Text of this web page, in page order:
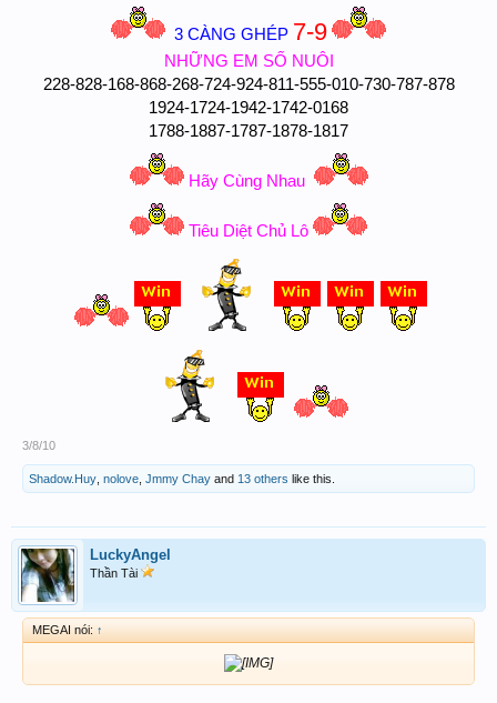
3 CÀNG GHÉP 7-9
NHỮNG EM SỐ NUÔI
228-828-168-868-268-724-924-811-555-010-730-787-878
1924-1724-1942-1742-0168
1788-1887-1787-1878-1817
Hãy Cùng Nhau
Tiêu Diệt Chủ Lô
3/8/10
Shadow.Huy nolove Jmmy Chay and 13 others like this.
LuckyAngel
Thần Tài
MEGAI nói: ↑